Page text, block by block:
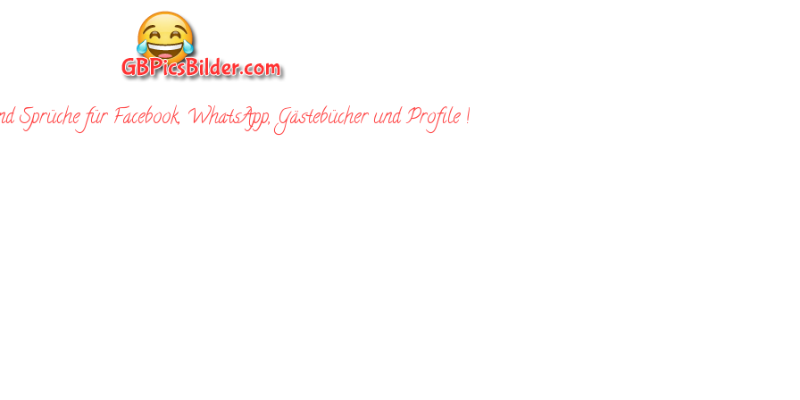
Sprüche für Facebook, WhatsApp, Gästebücher und Profile !